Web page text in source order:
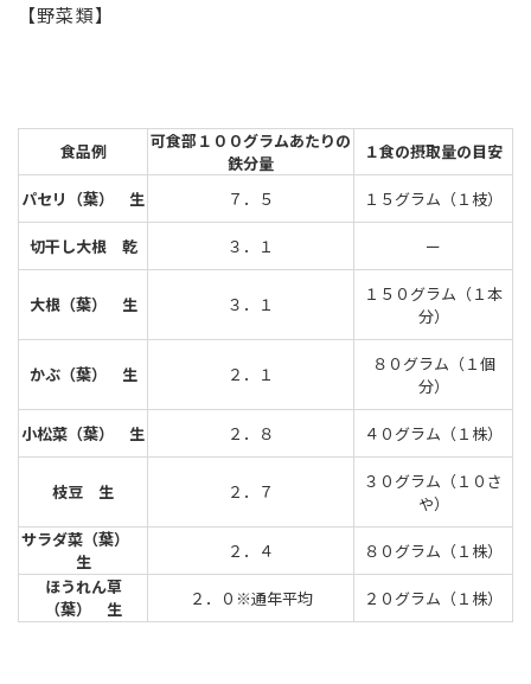
【野菜類】
食品例
可食部１００グラムあたりの
鉄分量
１食の摂取量の目安
パセリ（葉） 生 ７．５ １５グラム（１枝）
切干し大根 乾 ３．１ ー
大根（葉） 生 ３．１
１５０グラム（１本
分）
かぶ（葉） 生 ２．１
８０グラム（１個
分）
小松菜（葉） 生 ２．８ ４０グラム（１株）
枝豆 生 ２．７
３０グラム（１０さ
や）
サラダ菜（葉）
生
２．４
８０グラム（１株）
ほうれん草
（葉） 生
２．０※通年平均 ２０グラム（１株）